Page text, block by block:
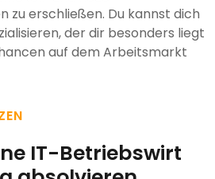
zu erschließen. Du kannst dich
der dir besonders liegt
auf dem Arbeitsmarkt
IT-Betriebswirt